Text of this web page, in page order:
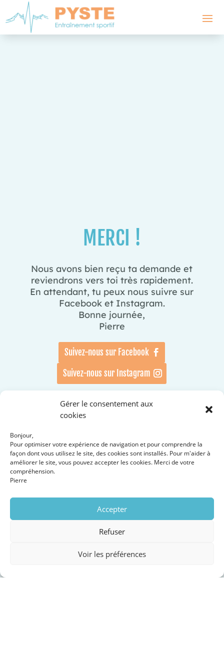
Gérer le consentement aux
cookies
Bonjour,
Pour optimiser votre expérience de navigation et pour comprendre la
façon dont vous utilisez le site, des cookies sont installés. Pour m'aider à
améliorer le site, vous pouvez accepter les cookies. Merci de votre
compréhension.
Pierre
Accepter
Refuser
Voir les préférences
MERCI !
Nous avons bien reçu ta demande et
reviendrons vers toi très rapidement.
En attendant, tu peux nous suivre sur
Facebook et Instagram.
Bonne journée,
Pierre
Suivez-nous sur Facebook
Suivez-nous sur Instagram
Contacte-nous !